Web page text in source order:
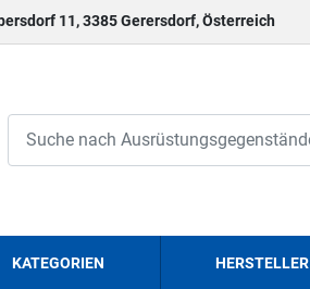
11, 3385 Gerersdorf, Österreich
KATEGORIEN HERSTELLER